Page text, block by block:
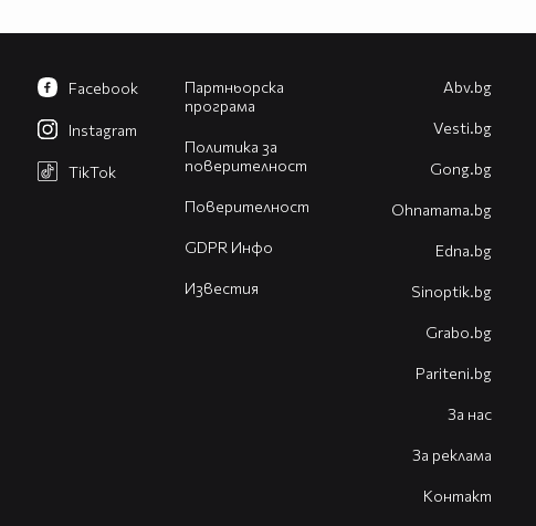
Партньорска
програма
Политика за
поверителност
Поверителност
GDPR Инфо
Известия
Facebook
Instagram
TikTok
Abv.bg
Vesti.bg
Gong.bg
Оhnamama.bg
Edna.bg
Sinoptik.bg
Grabo.bg
Pariteni.bg
За нас
За реклама
Контакт